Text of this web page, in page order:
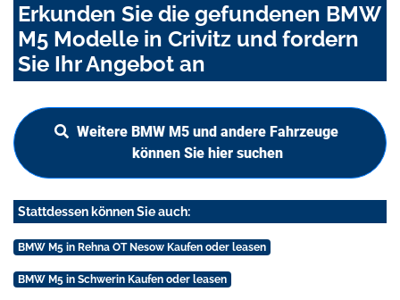
Erkunden Sie die gefundenen BMW
M5 Modelle in Crivitz und fordern
Sie Ihr Angebot an
Weitere BMW M5 und andere Fahrzeuge
können Sie hier suchen
Stattdessen können Sie auch:
BMW M5 in Rehna OT Nesow Kaufen oder leasen
BMW M5 in Schwerin Kaufen oder leasen